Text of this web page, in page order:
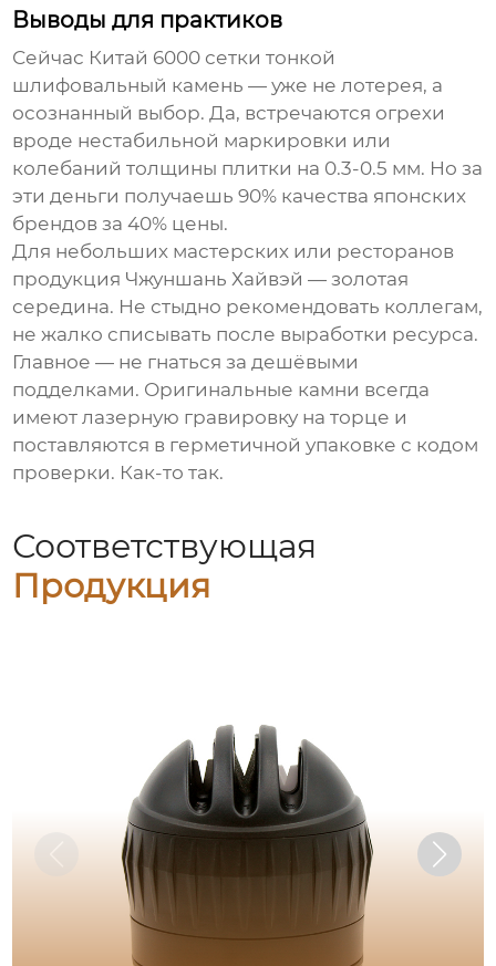
Выводы для практиков
Сейчас Китай 6000 сетки тонкой
шлифовальный камень — уже не лотерея, а
осознанный выбор. Да, встречаются огрехи
вроде нестабильной маркировки или
колебаний толщины плитки на 0.3-0.5 мм. Но за
эти деньги получаешь 90% качества японских
брендов за 40% цены.
Для небольших мастерских или ресторанов
продукция Чжуншань Хайвэй — золотая
середина. Не стыдно рекомендовать коллегам,
не жалко списывать после выработки ресурса.
Главное — не гнаться за дешёвыми
подделками. Оригинальные камни всегда
имеют лазерную гравировку на торце и
поставляются в герметичной упаковке с кодом
проверки. Как-то так.
Соответствующая
Продукция